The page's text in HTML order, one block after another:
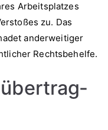
Arbeitsplatzes
zu. Das
anderweitiger
Rechtsbehelfe.